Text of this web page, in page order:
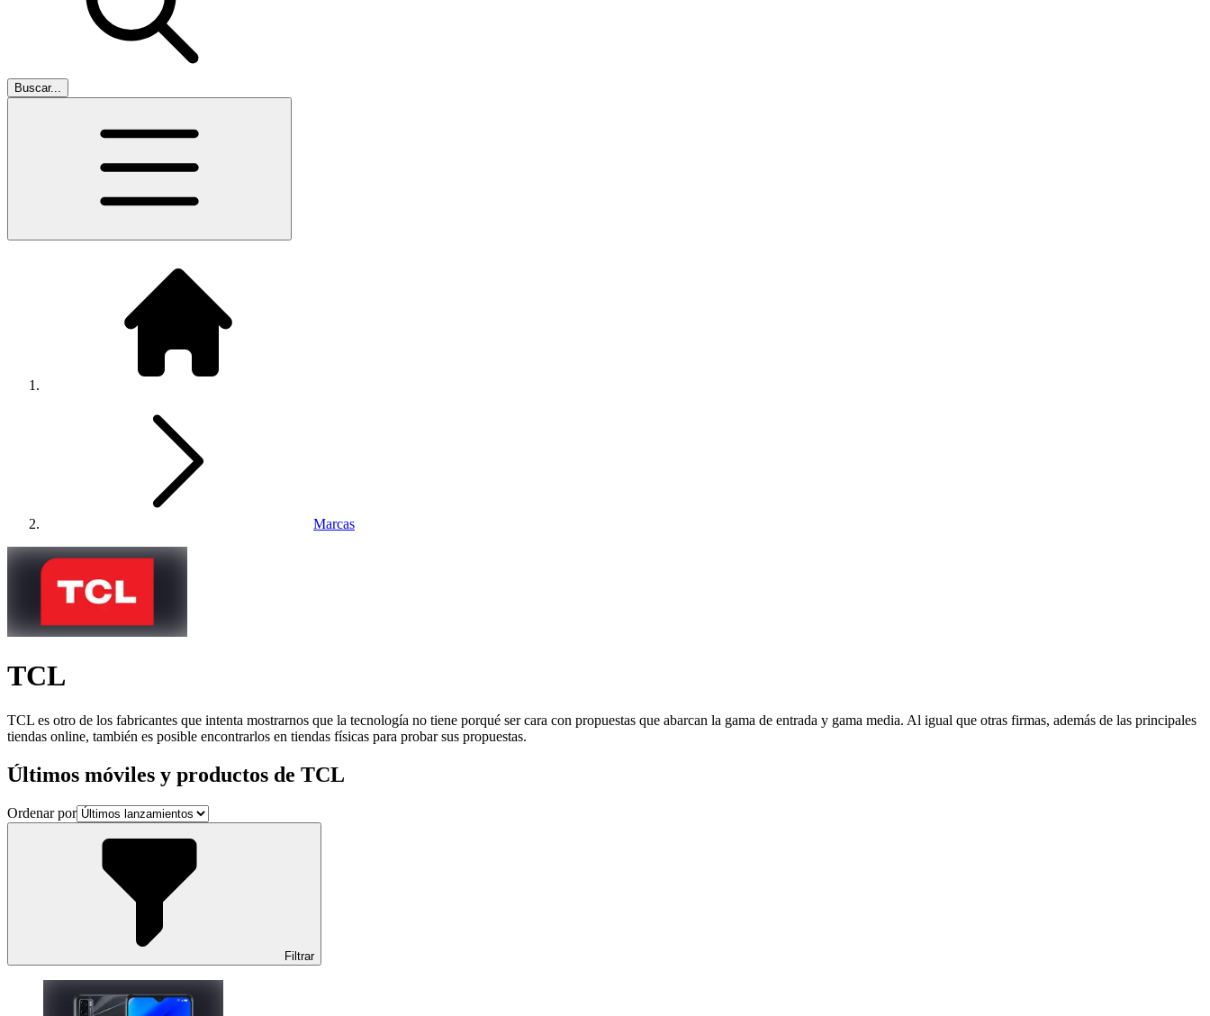
Buscar...
Marcas
TCL
TCL es otro de los fabricantes que intenta mostrarnos que la tecnología no tiene porqué ser cara con propuestas que abarcan la gama de entrada y gama media. Al igual que otras firmas, además de las principales
tiendas online, también es posible encontrarlos en tiendas físicas para probar sus propuestas.
Últimos móviles y productos de TCL
Ordenar por
Filtrar